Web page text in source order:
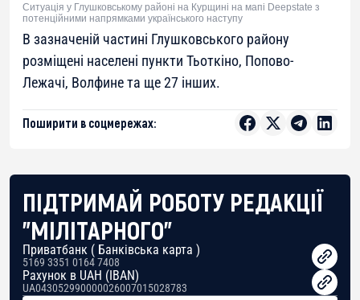
Ситуація у Глушковському районі на Курщині на мапі Deepstate з
потенційними напрямками українського наступу
В зазначеній частині Глушковського району
розміщені населені пункти Тьоткіно, Попово-
Лежачі, Волфине та ще 27 інших.
Поширити в соцмережах:
ПІДТРИМАЙ РОБОТУ РЕДАКЦІЇ
"МІЛІТАРНОГО"
Приватбанк ( Банківська карта )
5169 3351 0164 7408
Рахунок в UAH (IBAN)
UA043052990000026007015028783